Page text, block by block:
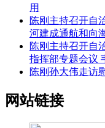
用
陈刚主持召开自
河建成通航和向
陈刚主持召开自
指挥部专题会议
陈刚孙大伟走访
网站链接